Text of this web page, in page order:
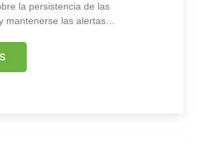
la persistencia de las
mantenerse las alertas…